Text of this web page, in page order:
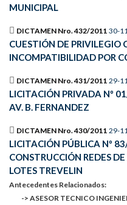
MUNICIPAL
DICTAMEN Nro. 432/2011 30-
CUESTIÓN DE PRIVILEGIO
INCOMPATIBILIDAD POR
DICTAMEN Nro. 431/2011 29-
LICITACIÓN PRIVADA Nº
AV. B. FERNANDEZ
DICTAMEN Nro. 430/2011 29-
LICITACIÓN PÚBLICA Nº
CONSTRUCCIÓN REDES
LOTES TREVELIN
Antecedentes Relacionados:
-> ASESOR TECNICO